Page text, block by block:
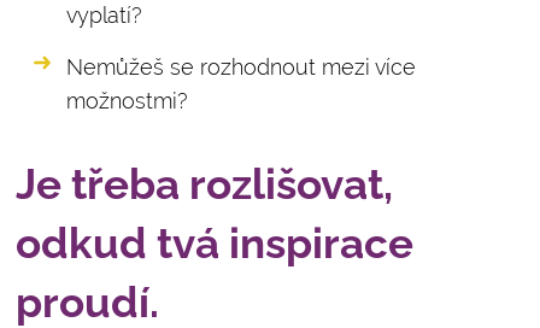
vyplatí?
Nemůžeš se rozhodnout mezi více
možnostmi?
Je třeba rozlišovat,
odkud tvá inspirace
proudí.